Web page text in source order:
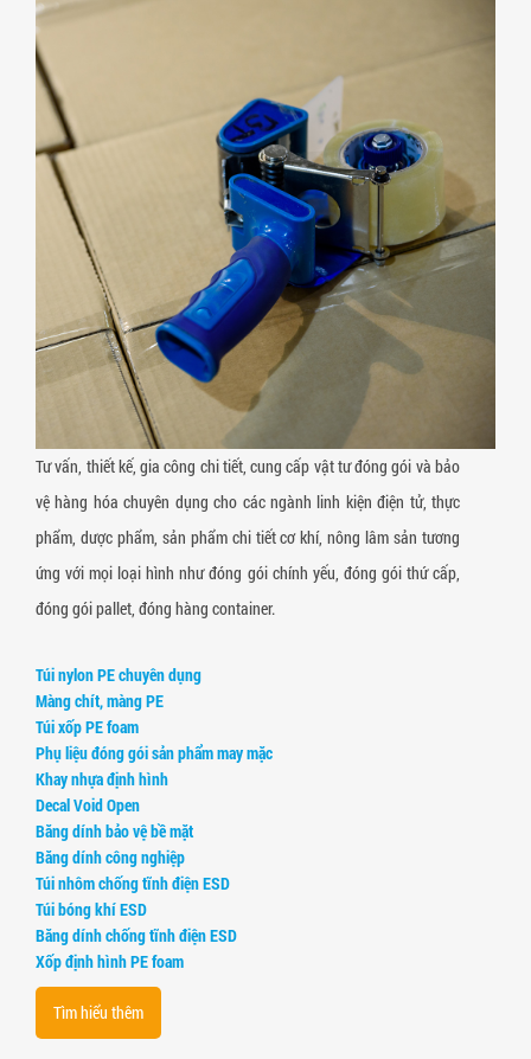
Tư vấn, thiết kế, gia công chi tiết, cung cấp vật tư đóng gói và bảo
vệ hàng hóa chuyên dụng cho các ngành linh kiện điện tử, thực
phẩm, dược phẩm, sản phẩm chi tiết cơ khí, nông lâm sản tương
ứng với mọi loại hình như đóng gói chính yếu, đóng gói thứ cấp,
đóng gói pallet, đóng hàng container.
Túi nylon PE chuyên dụng
Màng chít, màng PE
Túi xốp PE foam
Phụ liệu đóng gói sản phẩm may mặc
Khay nhựa định hình
Decal Void Open
Băng dính bảo vệ bề mặt
Băng dính công nghiệp
Túi nhôm chống tĩnh điện ESD
Túi bóng khí ESD
Băng dính chống tĩnh điện ESD
Xốp định hình PE foam
Tìm hiểu thêm